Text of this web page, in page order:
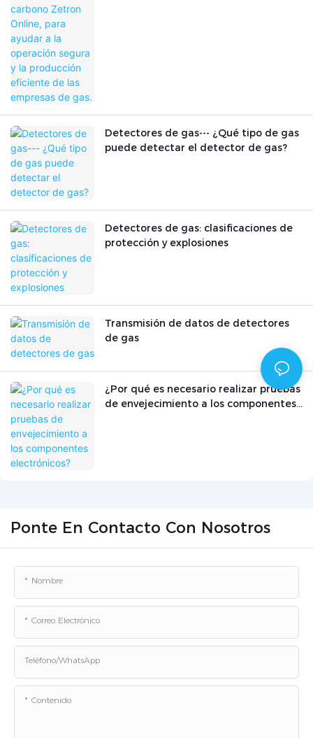
Detectores de gas--- ¿Qué tipo de gas
puede detectar el detector de gas?
Detectores de gas: clasificaciones de
protección y explosiones
Transmisión de datos de detectores
de gas
¿Por qué es necesario realizar pruebas
de envejecimiento a los componentes
Ponte En Contacto Con Nosotros
Nombre
Correo Electrónico
Teléfono/WhatsApp
Contenido